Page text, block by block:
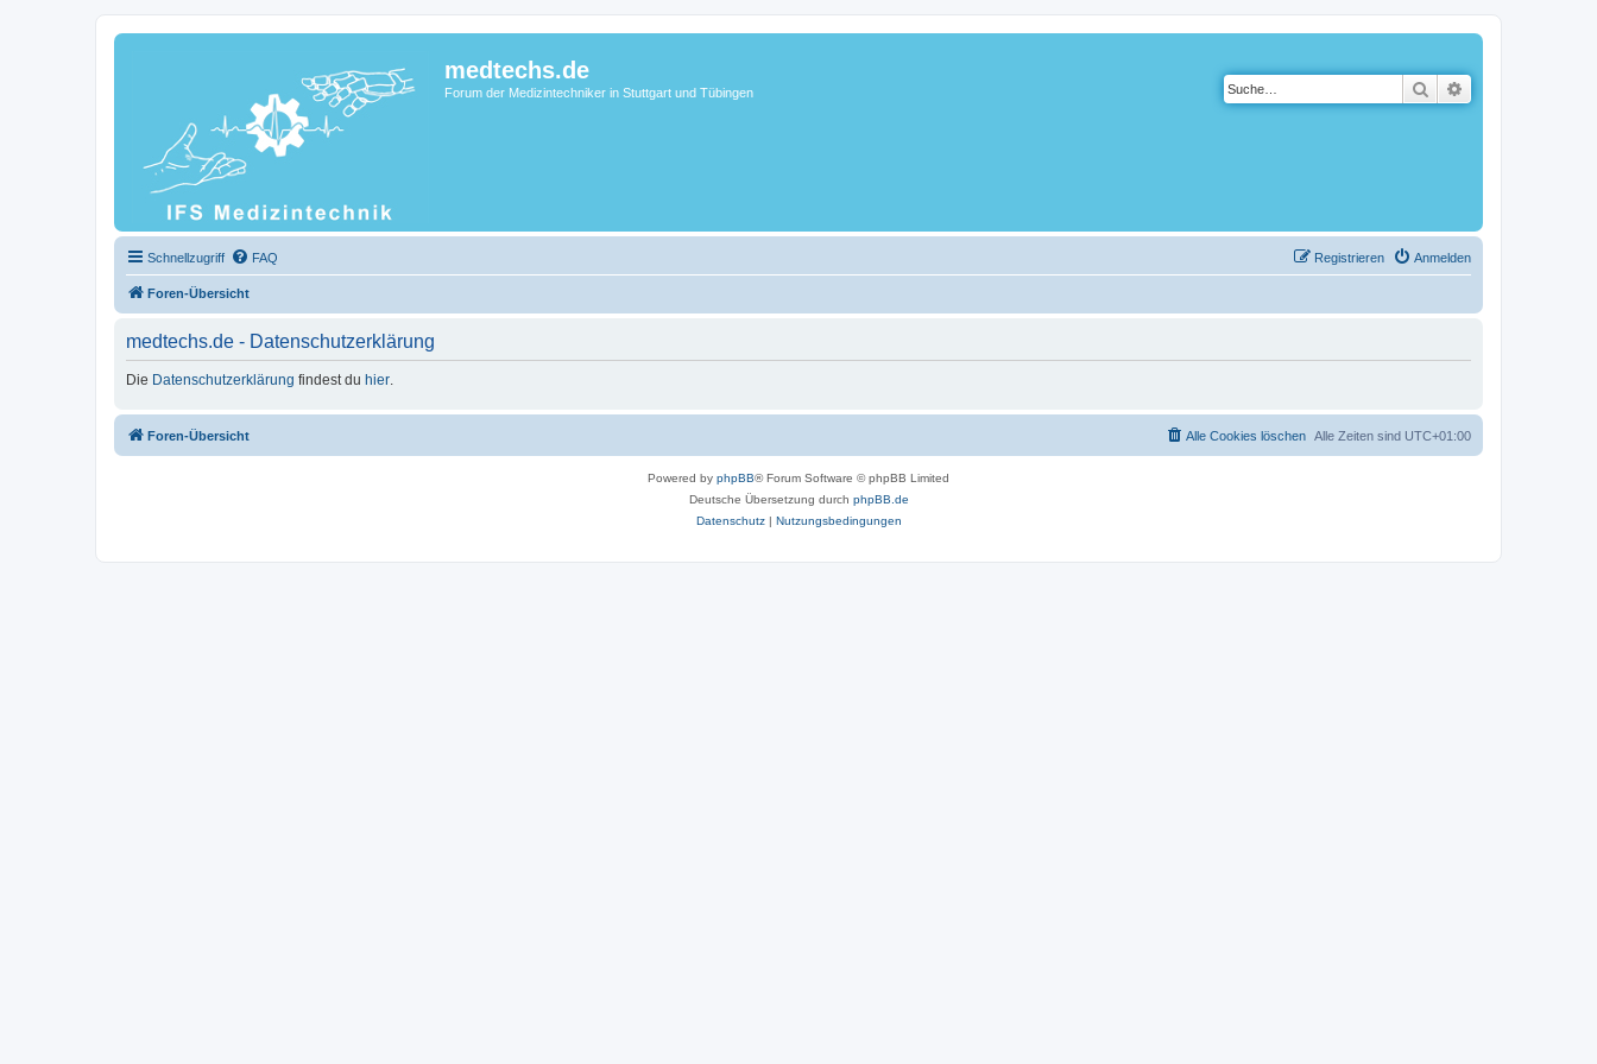
medtechs.de
Forum der Medizintechniker in Stuttgart und Tübingen Suche
Schnellzugriff FAQ Anmelden
Registrieren
Foren-Übersicht
medtechs.de - Datenschutzerklärung
Die Datenschutzerklärung findest du hier.
Foren-Übersicht Alle Zeiten sind UTC+01:00
Alle Cookies löschen
Powered by phpBB® Forum Software © phpBB Limited
Deutsche Übersetzung durch phpBB.de
Datenschutz| Nutzungsbedingungen